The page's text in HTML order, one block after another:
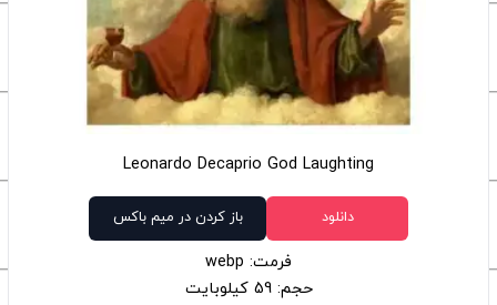
Leonardo Decaprio God Laughting
دانلود باز کردن در میم باکس
فرمت: webp
حجم: 59 کیلوبایت